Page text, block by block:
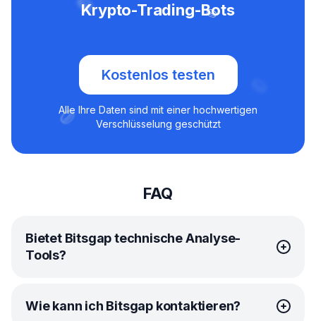
Krypto-Trading-Bots
Kostenlos testen
Alle Ihre Daten sind mit einer hochwertigen
Verschlüsselung geschützt
FAQ
Bietet Bitsgap technische Analyse-
Tools?
Bitsgap hat eine unschlagbare Partnerschaft mit
TradingView geschlossen, damit Sie jederzeit alle
Wie kann ich Bitsgap kontaktieren?